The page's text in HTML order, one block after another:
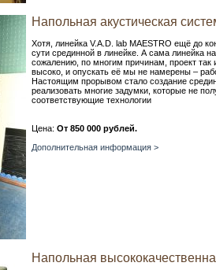
Напольная акустическая
Хотя, линейка V.A.D. lab MAESTRO ещё до
сути срединной в линейке. А сама линейка
сожалению, по многим причинам, проект
высоко, и опускать её мы не намерены –
Настоящим прорывом стало создание
реализовать многие задумки, которые не
соответствующие технологии
Цена: От 850 000 рублей.
Дополнительная информация >
Напольная